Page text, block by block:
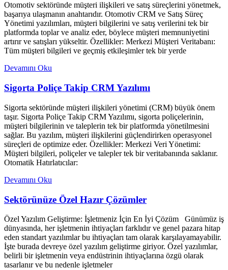
Otomotiv sektöründe müşteri ilişkileri ve satış süreçlerini yönetmek,
başarıya ulaşmanın anahtarıdır. Otomotiv CRM ve Satış Süreç
Yönetimi yazılımları, müşteri bilgilerini ve satış verilerini tek bir
platformda toplar ve analiz eder, böylece müşteri memnuniyetini
artırır ve satışları yükseltir. Özellikler: Merkezi Müşteri Veritabanı:
Tüm müşteri bilgileri ve geçmiş etkileşimler tek bir yerde
Devamını Oku
Sigorta Poliçe Takip CRM Yazılımı
Sigorta sektöründe müşteri ilişkileri yönetimi (CRM) büyük önem
taşır. Sigorta Poliçe Takip CRM Yazılımı, sigorta poliçelerinin,
müşteri bilgilerinin ve taleplerin tek bir platformda yönetilmesini
sağlar. Bu yazılım, müşteri ilişkilerini güçlendirirken operasyonel
süreçleri de optimize eder. Özellikler: Merkezi Veri Yönetimi:
Müşteri bilgileri, poliçeler ve talepler tek bir veritabanında saklanır.
Otomatik Hatırlatıcılar:
Devamını Oku
Sektörünüze Özel Hazır Çözümler
Özel Yazılım Geliştirme: İşletmeniz İçin En İyi Çözüm Günümüz iş
dünyasında, her işletmenin ihtiyaçları farklıdır ve genel pazara hitap
eden standart yazılımlar bu ihtiyaçları tam olarak karşılayamayabilir.
İşte burada devreye özel yazılım geliştirme giriyor. Özel yazılımlar,
belirli bir işletmenin veya endüstrinin ihtiyaçlarına özgü olarak
tasarlanır ve bu nedenle işletmeler